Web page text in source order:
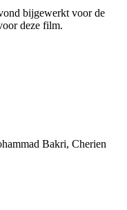
bijgewerkt voor de
deze film.
Bakri, Cherien